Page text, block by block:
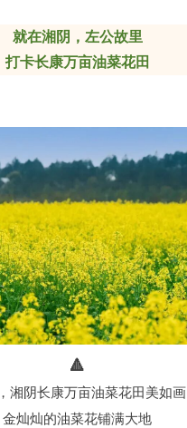
就在湘阴，左公故里
打卡长康万亩油菜花田
🔺
湘阴长康万亩油菜花田美如画
金灿灿的油菜花铺满大地